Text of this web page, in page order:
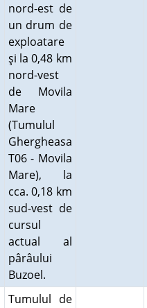
nord-est de
un drum de
exploatare
şi la 0,48 km
nord-vest
de Movila
Mare
(Tumulul
Ghergheasa
T06 - Movila
Mare), la
cca. 0,18 km
sud-vest de
cursul
actual al
pârâului
Buzoel.
Tumulul de